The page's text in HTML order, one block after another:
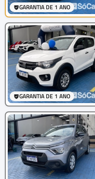
GARANTIA DE 1 ANO
GARANTIA DE 1 ANO